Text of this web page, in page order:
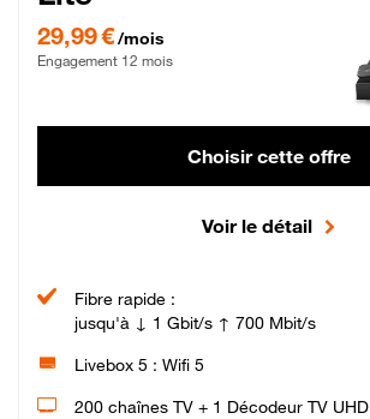
29,99 €/mois
Engagement 12 mois
Choisir cette offre
Voir le détail
Fibre rapide :
jusqu'à ↓ 1 Gbit/s ↑ 700 Mbit/s
Livebox 5 : Wifi 5
200 chaînes TV + 1 Décodeur TV UHD